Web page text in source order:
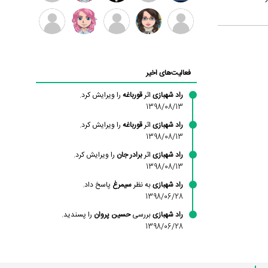
بابی
براون
سامان
راحمی
امیردلتا امیروو
ملیکا
منتظری
عارفه
داستانپور
فعالیت‌های اخیر
راد شهبازیاثرقورباغهرا ویرایش کرد.
1398/08/13
راد شهبازیاثرقورباغهرا ویرایش کرد.
1398/08/13
راد شهبازیاثربرادر جان را ویرایش کرد.
1398/08/13
راد شهبازیبه نظرسیمرغ پاسخ داد.
1398/06/28
راد شهبازیبررسیحسین پروان را پسندید.
1398/06/28